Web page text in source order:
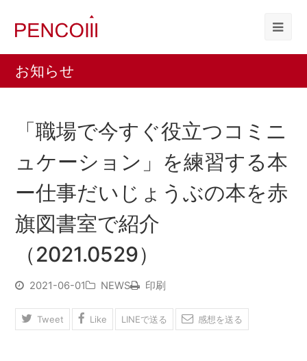
お知らせ
「職場で今すぐ役立つコミニ
ュケーション」を練習する本
ー仕事だいじょうぶの本を赤
旗図書室で紹介
（2021.0529）
2021-06-01 NEWS 印刷
Tweet Like LINEで送る 感想を送る